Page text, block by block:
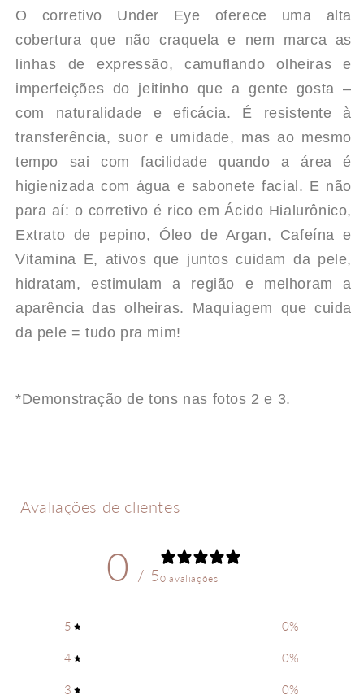
CORRETIVO
EYE
RUBY
KISSES
CORRETIVO
EYE
RUBY
KISSES
O corretivo Under Eye oferece uma alta
cobertura que não craquela e nem marca as
linhas de expressão, camuflando olheiras e
imperfeições do jeitinho que a gente gosta –
com naturalidade e eficácia. É resistente à
transferência, suor e umidade, mas ao mesmo
tempo sai com facilidade quando a área é
higienizada com água e sabonete facial. E não
para aí: o corretivo é rico em Ácido Hialurônico,
Extrato de pepino, Óleo de Argan, Cafeína e
Vitamina E, ativos que juntos cuidam da pele,
hidratam, estimulam a região e melhoram a
aparência das olheiras. Maquiagem que cuida
da pele = tudo pra mim!
*Demonstração de tons nas fotos 2 e 3.
Avaliações de clientes
0 / 50 avaliações
5 0%
4 0%
3 0%